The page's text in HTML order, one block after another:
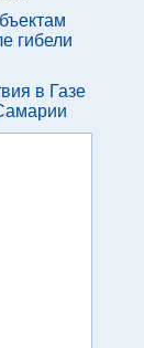
гибели
в Газе